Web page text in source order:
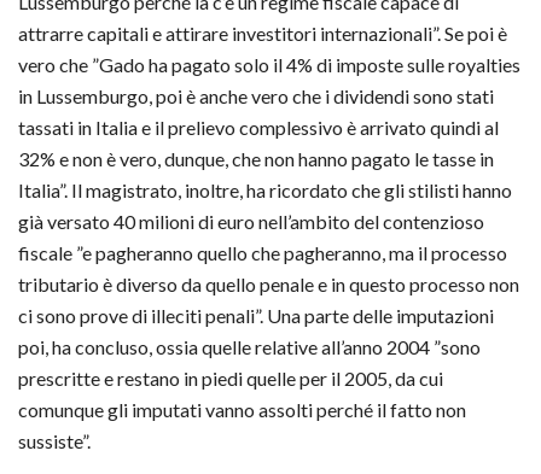
attrarre capitali e attirare investitori internazionali”. Se poi è
vero che ”Gado ha pagato solo il 4% di imposte sulle royalties
in Lussemburgo, poi è anche vero che i dividendi sono stati
tassati in Italia e il prelievo complessivo è arrivato quindi al
32% e non è vero, dunque, che non hanno pagato le tasse in
Italia”. Il magistrato, inoltre, ha ricordato che gli stilisti hanno
già versato 40 milioni di euro nell’ambito del contenzioso
fiscale ”e pagheranno quello che pagheranno, ma il processo
tributario è diverso da quello penale e in questo processo non
ci sono prove di illeciti penali”. Una parte delle imputazioni
poi, ha concluso, ossia quelle relative all’anno 2004 ”sono
prescritte e restano in piedi quelle per il 2005, da cui
comunque gli imputati vanno assolti perché il fatto non
sussiste”.